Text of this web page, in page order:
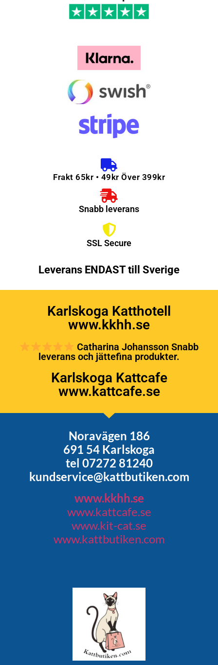
Frakt 65kr • 49kr Över 399kr
Snabb leverans
SSL Secure
Leverans ENDAST till Sverige
Karlskoga Katthotell
www.kkhh.se
Catharina Johansson Snabb
leverans och jättefina produkter.
Karlskoga Kattcafe
www.kattcafe.se
Noravägen 186
691 54 Karlskoga
tel 07272 81240
kundservice@kattbutiken.com
www.kkhh.se
www.kattcafe.se
www.kit-cat.se
www.kattbutiken.com